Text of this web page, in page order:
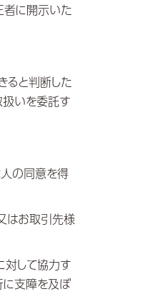
者に開示いた
と判断した
扱いを委託す
の同意を得
はお取引先様
して協力す
に支障を及ぼ